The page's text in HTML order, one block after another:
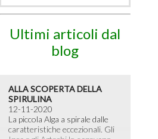
Ultimi articoli dal
blog
ALLA SCOPERTA DELLA
SPIRULINA
12-11-2020
La piccola Alga a spirale dalle
caratteristiche eccezionali. Gli